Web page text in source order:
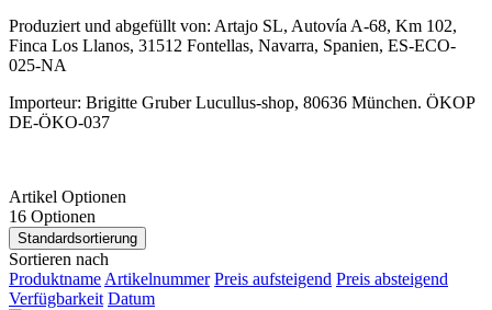
Produziert und abgefüllt von: Artajo SL, Autovía A-68, Km 102,
Finca Los Llanos, 31512 Fontellas, Navarra, Spanien, ES-ECO-
025-NA
Importeur: Brigitte Gruber Lucullus-shop, 80636 München. ÖKOP
DE-ÖKO-037
Artikel Optionen
16 Optionen
Standardsortierung
Sortieren nach
ProduktnameArtikelnummer Preis aufsteigend Preis absteigend
Verfügbarkeit Datum